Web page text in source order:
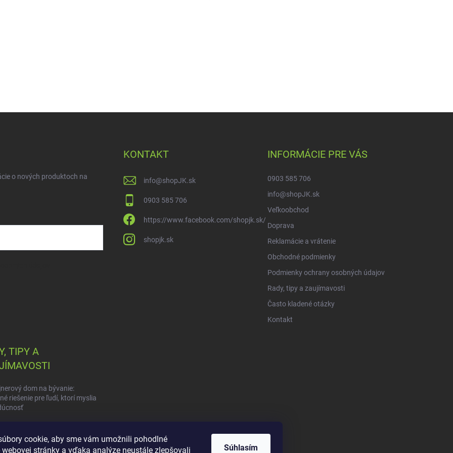
cookie, aby sme vám umožnili pohodlné
stránky a vďaka analýze neustále zlepšovali
Súhlasím
o nových produktoch na
KONTAKT
info@shopJK.sk
0903 585 706
https://www.facebook.com/shopjk.sk/
shopjk.sk
INFORMÁCIE PRE VÁS
0903 585 706
info@shopJK.sk
Veľkoobchod
Doprava
Reklamácie a vrátenie
Obchodné podmienky
Podmienky ochrany osobných údajov
Rady, tipy a zaujímavosti
Často kladené otázky
Kontakt
TIPY A
dom na bývanie:
riešenie pre ľudí, ktorí myslia
na seba?